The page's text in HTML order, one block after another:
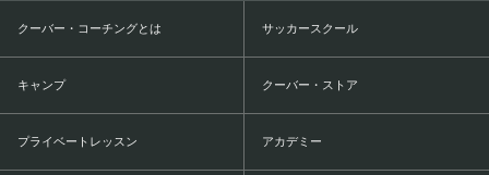
クーバー・コーチングとは サッカースクール
キャンプ クーバー・ストア
プライベートレッスン アカデミー